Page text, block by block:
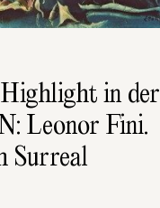
in der
Leonor Fini.
Surreal